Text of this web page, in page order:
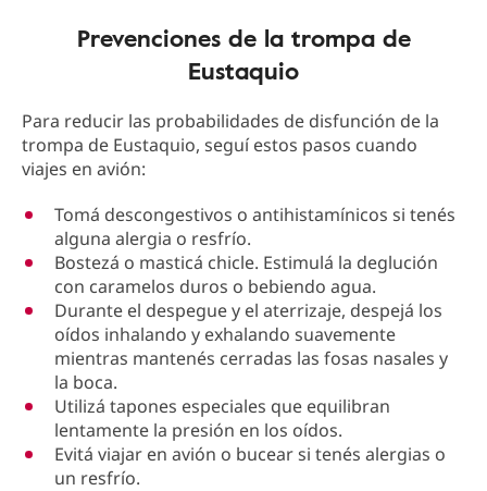
Prevenciones de la trompa de
Eustaquio
Para reducir las probabilidades de disfunción de la
trompa de Eustaquio, seguí estos pasos cuando
viajes en avión:
Tomá descongestivos o antihistamínicos si tenés
alguna alergia o resfrío.
Bostezá o masticá chicle. Estimulá la deglución
con caramelos duros o bebiendo agua.
Durante el despegue y el aterrizaje, despejá los
oídos inhalando y exhalando suavemente
mientras mantenés cerradas las fosas nasales y
la boca.
Utilizá tapones especiales que equilibran
lentamente la presión en los oídos.
Evitá viajar en avión o bucear si tenés alergias o
un resfrío.